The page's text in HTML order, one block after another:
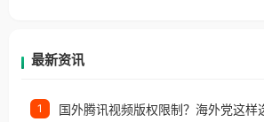
最新资讯
1